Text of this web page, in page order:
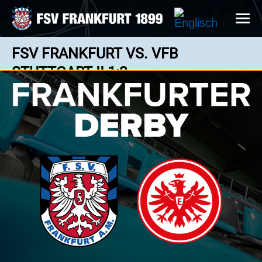
FSV FRANKFURT VS. VFB
STUTTGART II 1:3
1 : 3
Regionalliga Südwest - 26.08.2023 14:00 Uhr
Nichts zu holen für den FSV am heutigen
Nachmittag //Foto: Hübner